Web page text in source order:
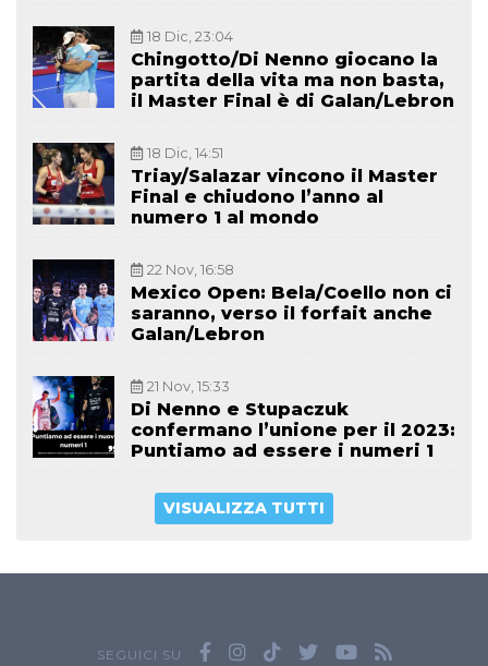
18 Dic, 23:04
Chingotto/Di Nenno giocano la
partita della vita ma non basta,
il Master Final è di Galan/Lebron
18 Dic, 14:51
Triay/Salazar vincono il Master
Final e chiudono l’anno al
numero 1 al mondo
22 Nov, 16:58
Mexico Open: Bela/Coello non ci
saranno, verso il forfait anche
Galan/Lebron
21 Nov, 15:33
Di Nenno e Stupaczuk
confermano l’unione per il 2023:
Puntiamo ad essere i numeri 1
VISUALIZZA TUTTI
SEGUICI SU